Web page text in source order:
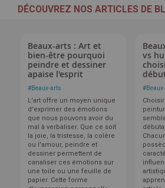
DÉCOUVREZ NOS ARTICLES DE
Beaux-arts : Art et
bien-être pourquoi
peindre et dessiner
apaise l'esprit
#Beaux-arts
L'art offre un moyen unique
d'exprimer des émotions
que nous pouvons avoir du
mal à verbaliser. Que ce soit
la joie, la tristesse, la colère
ou l'amour, peindre et
dessiner permettent de
canaliser ces émotions sur
une toile ou une feuille de
papier. Cette forme
vs
#